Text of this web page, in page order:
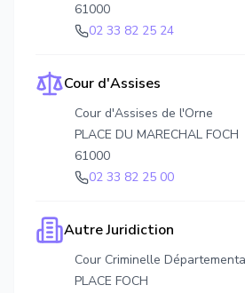
61000
02 33 82 25 24
Cour d'Assises
Cour d'Assises de l'Orne
PLACE DU MARECHAL FOCH
61000
02 33 82 25 00
Autre Juridiction
Cour Criminelle
PLACE FOCH